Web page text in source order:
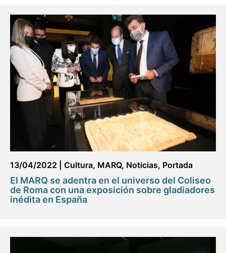
13/04/2022 Cultura, MARQ, Noticias, Portada
El MARQ se adentra en el universo del Coliseo
de Roma con una exposición sobre gladiadores
inédita en España